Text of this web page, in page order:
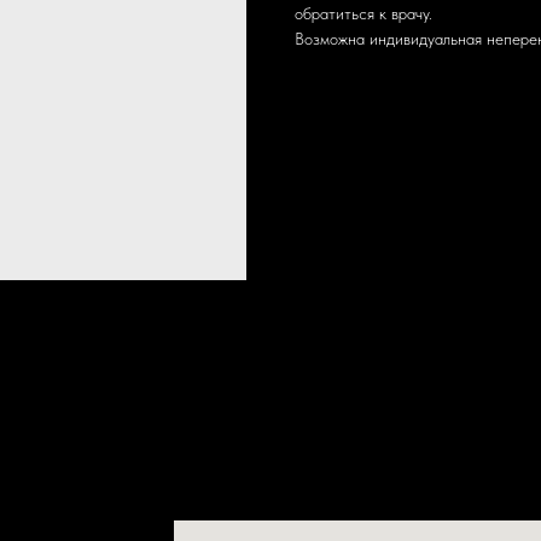
обратиться к врачу.
Возможна индивидуальная